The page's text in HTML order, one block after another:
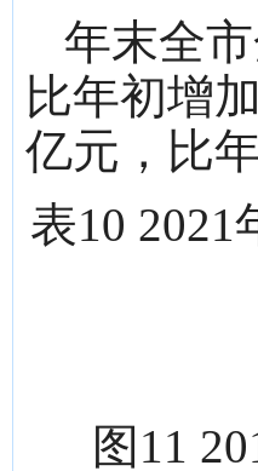
年末全
比年初增
亿元，比
表10
图11